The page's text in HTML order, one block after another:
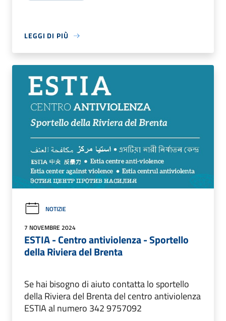
LEGGI DI PIÙ
NOTIZIE
7 NOVEMBRE 2024
ESTIA - Centro antiviolenza - Sportello
della Riviera del Brenta
Se hai bisogno di aiuto contatta lo sportello
della Riviera del Brenta del centro antiviolenza
ESTIA al numero 342 9757092